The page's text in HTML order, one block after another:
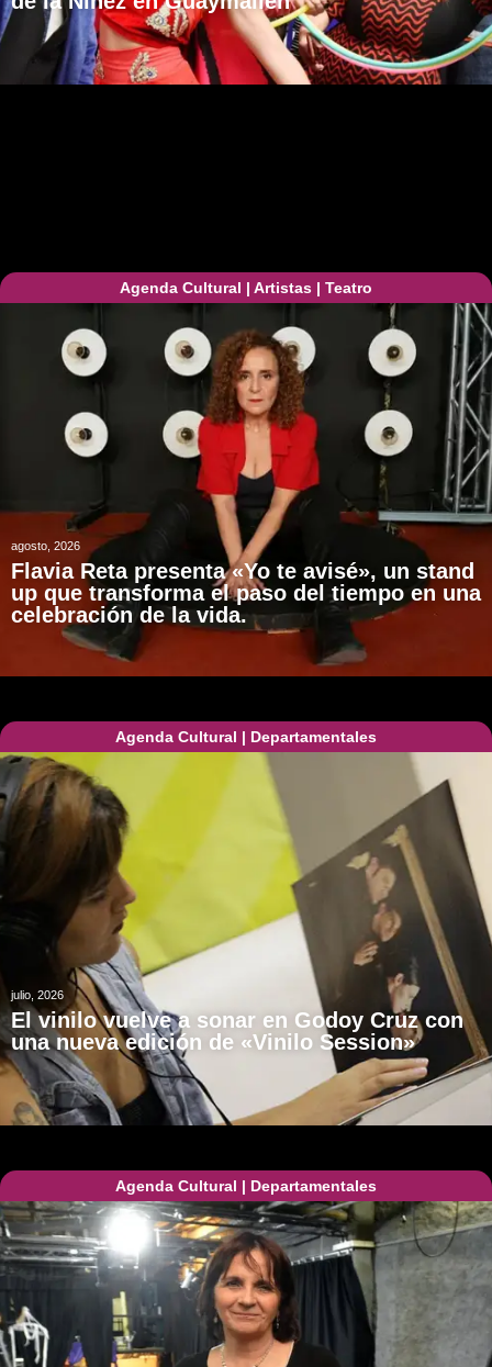
Agenda Cultural | Artistas | Teatro
agosto, 2026
Flavia Reta presenta «Yo te avisé», un stand
up que transforma el paso del tiempo en una
celebración de la vida.
Agenda Cultural | Departamentales
julio, 2026
El vinilo vuelve a sonar en Godoy Cruz con
una nueva edición de «Vinilo Session»
Agenda Cultural | Departamentales